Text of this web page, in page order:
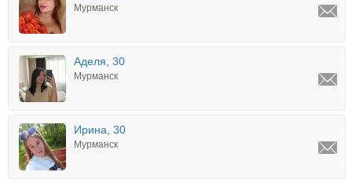
Мурманск
Аделя, 30
Мурманск
Ирина, 30
Мурманск